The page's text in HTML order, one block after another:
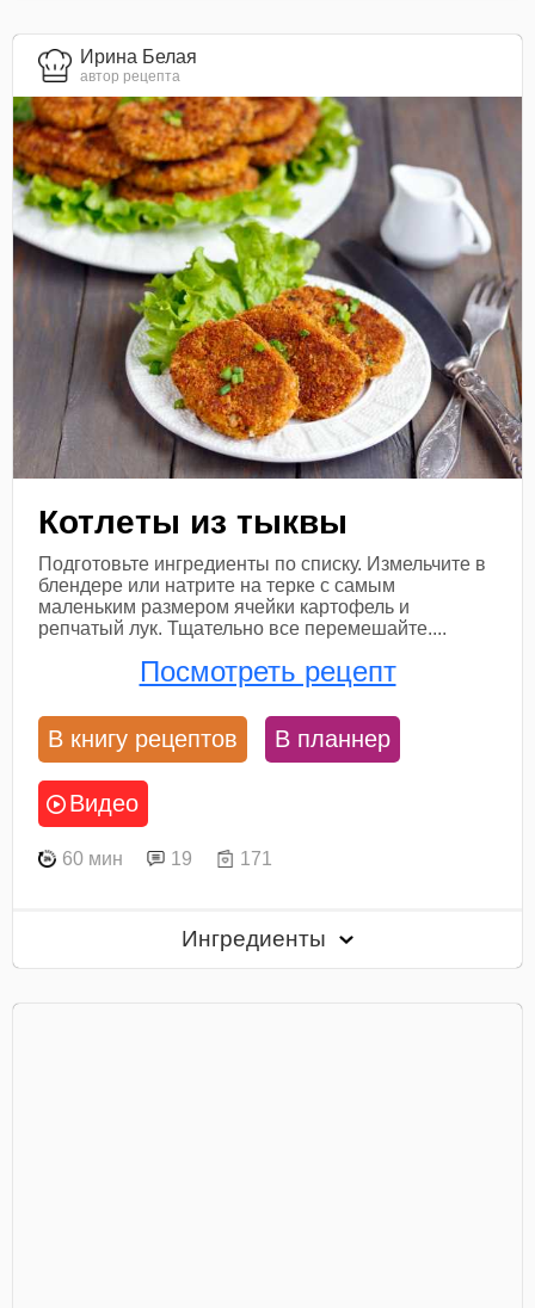
Ирина Белая
автор рецепта
Котлеты из тыквы
Подготовьте ингредиенты по списку. Измельчите в
блендере или натрите на терке с самым
маленьким размером ячейки картофель и
репчатый лук. Тщательно все перемешайте....
Посмотреть рецепт
В книгу рецептов В планнер
Видео
60 мин 19 171
Ингредиенты